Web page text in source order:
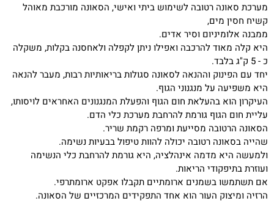
מערכת סאונה רטובה לשימוש ביתי ואישי, הסאונה מורכבת מאוהל
קשיח חסין מים,
ממבנה אלומיניום וסיר אדים.
היא קלה מאוד להרכבה ואפילו ניתן לקפלה ולאחסנה בקלות, משקלה
כ - 5 ק"ג בלבד.
יחד עם הפינוק וההנאה לסאונה סגולות בריאותיות רבות, מעבר להנאה
היא משפיעה על מנגנוני הגוף.
העיקרון הוא בהעלאת חום הגוף והפעלת המנגנונים האחראים לויסותו,
עליית חום הגוף גורמת להרחבת מערכת כלי הדם.
הסאונה הרטובה מסייעת ומרפה רקמת שריר.
שהייה בסאונה רטובה יכולה להוות טיפול בבעיות נשימה.
ולמעשה היא מדמה אינהלציה, היא גורמת להרחבת כלי הנשימה
ועוזרת בתיפקודי הריאות.
אם תשתמשו בשמנים ארומתיים תקבלו אפקט ארומתרפי.
הרזיה ומיצוק העור הוא אחד התפקידים המרכזיים של הסאונה.